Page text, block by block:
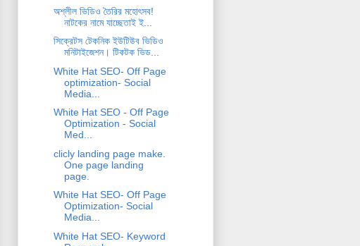
অশ্লীল ভিডিও তৈরির মহোৎসব!
নাটকের নামে যাচ্ছেতাই ই...
সিক্রেটস টেকনিক ইউটিউব ভিডিও
মনিটাইজেশন। টিকটক ভিড...
White Hat SEO- Off Page
optimization- Social
Media...
White Hat SEO - Off Page
Optimization - Social
Med...
clicly landing page make.
One page landing
page.
White Hat SEO- Off Page
Optimization- Social
Media...
White Hat SEO- Keyword